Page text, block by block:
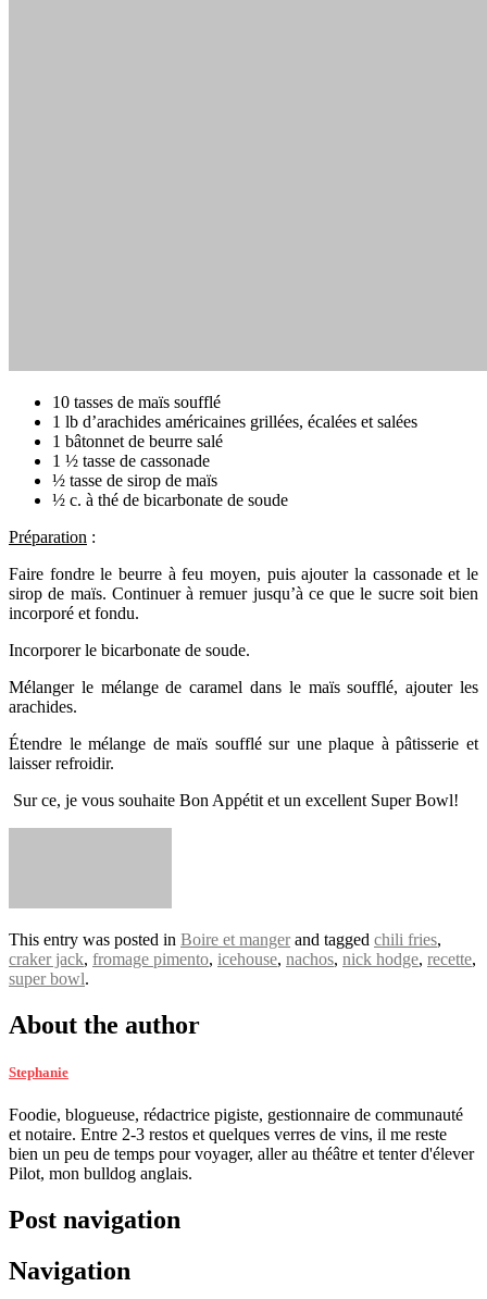
10 tasses de maïs soufflé
1 lb d’arachides américaines grillées, écalées et salées
1 bâtonnet de beurre salé
1 ½ tasse de cassonade
½ tasse de sirop de maïs
½ c. à thé de bicarbonate de soude
Préparation :
Faire fondre le beurre à feu moyen, puis ajouter la cassonade et le
sirop de maïs. Continuer à remuer jusqu’à ce que le sucre soit bien
incorporé et fondu.
Incorporer le bicarbonate de soude.
Mélanger le mélange de caramel dans le maïs soufflé, ajouter les
arachides.
Étendre le mélange de maïs soufflé sur une plaque à pâtisserie et
laisser refroidir.
Sur ce, je vous souhaite Bon Appétit et un excellent Super Bowl!
This entry was posted in Boire et mangerand tagged chili fries,
craker jack, fromage pimento, icehouse, nachos, nick hodge, recette,
super bowl.
About the author
Stephanie
Foodie, blogueuse, rédactrice pigiste, gestionnaire de communauté
et notaire. Entre 2-3 restos et quelques verres de vins, il me reste
bien un peu de temps pour voyager, aller au théâtre et tenter d'élever
Pilot, mon bulldog anglais.
Post navigation
Navigation